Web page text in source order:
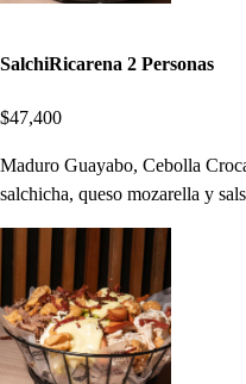
SalchiRicarena 2 Personas
$47,400
Maduro Guayabo, Cebolla
salchicha, queso mozarella y